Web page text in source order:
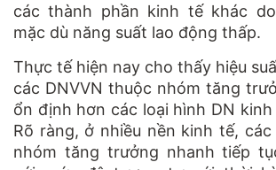
các thành phần kinh tế khác
mặc dù năng suất lao động thấp.
Thực tế hiện nay cho thấy hiệu
các DNVVN thuộc nhóm tăng
ổn định hơn các loại hình DN
Rõ ràng, ở nhiều nền kinh tế, các
nhóm tăng trưởng nhanh tiếp